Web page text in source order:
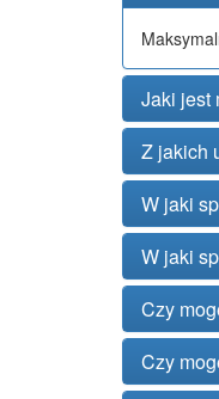
Jaki jest
Z jakich
W jaki
W jaki
Czy
Czy